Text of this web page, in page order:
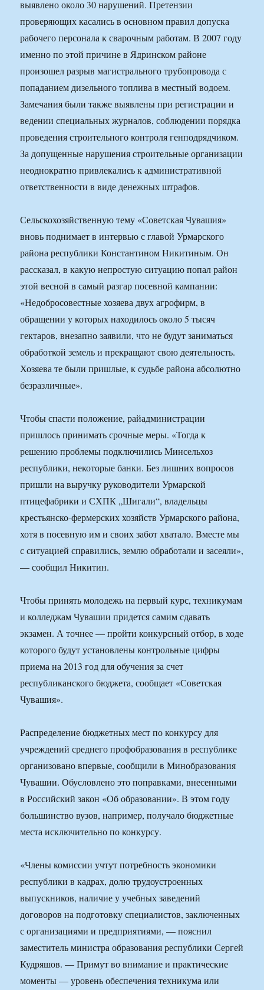
выявлено около 30 нарушений. Претензии
проверяющих касались в основном правил допуска
рабочего персонала к сварочным работам. В 2007 году
именно по этой причине в Ядринском районе
произошел разрыв магистрального трубопровода с
попаданием дизельного топлива в местный водоем.
Замечания были также выявлены при регистрации и
ведении специальных журналов, соблюдении порядка
проведения строительного контроля генподрядчиком.
За допущенные нарушения строительные организации
неоднократно привлекались к административной
ответственности в виде денежных штрафов.
Сельскохозяйственную тему «Советская Чувашия»
вновь поднимает в интервью с главой Урмарского
района республики Константином Никитиным. Он
рассказал, в какую непростую ситуацию попал район
этой весной в самый разгар посевной кампании:
«Недобросовестные хозяева двух агрофирм, в
обращении у которых находилось около 5 тысяч
гектаров, внезапно заявили, что не будут заниматься
обработкой земель и прекращают свою деятельность.
Хозяева те были пришлые, к судьбе района абсолютно
безразличные».
Чтобы спасти положение, райадминистрации
пришлось принимать срочные меры. «Тогда к
решению проблемы подключились Минсельхоз
республики, некоторые банки. Без лишних вопросов
пришли на выручку руководители Урмарской
птицефабрики и СХПК „Шигали“, владельцы
крестьянско-фермерских хозяйств Урмарского района,
хотя в посевную им и своих забот хватало. Вместе мы
с ситуацией справились, землю обработали и засеяли»,
— сообщил Никитин.
Чтобы принять молодежь на первый курс, техникумам
и колледжам Чувашии придется самим сдавать
экзамен. А точнее — пройти конкурсный отбор, в ходе
которого будут установлены контрольные цифры
приема на 2013 год для обучения за счет
республиканского бюджета, сообщает «Советская
Чувашия».
Распределение бюджетных мест по конкурсу для
учреждений среднего профобразования в республике
организовано впервые, сообщили в Минобразования
Чувашии. Обусловлено это поправками, внесенными
в Российский закон «Об образовании». В этом году
большинство вузов, например, получало бюджетные
места исключительно по конкурсу.
«Члены комиссии учтут потребность экономики
республики в кадрах, долю трудоустроенных
выпускников, наличие у учебных заведений
договоров на подготовку специалистов, заключенных
с организациями и предприятиями, — пояснил
заместитель министра образования республики Сергей
Кудряшов. — Примут во внимание и практические
моменты — уровень обеспечения техникума или